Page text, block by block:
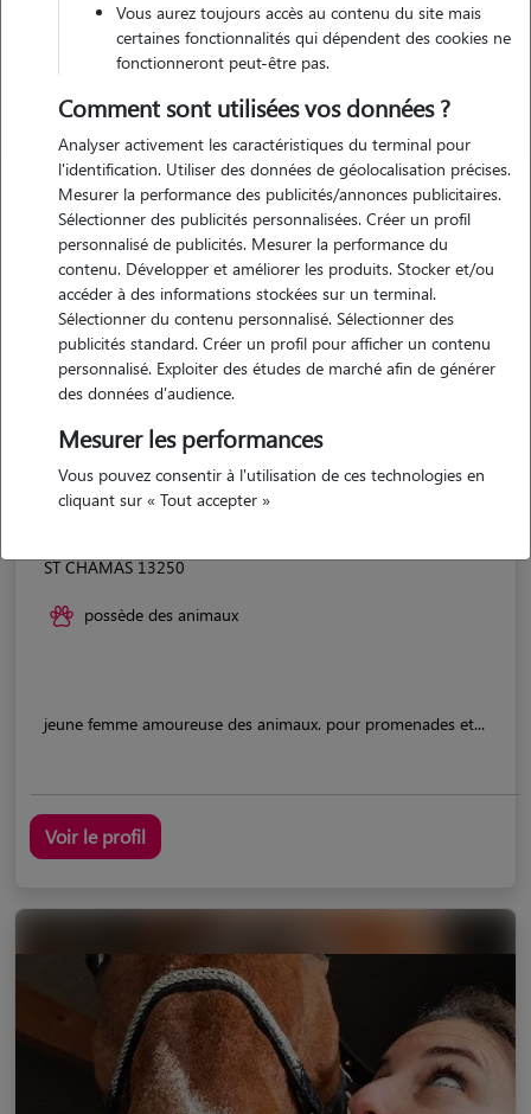
Nos promeneurs et familles d'accueil
à Saint-Chamas (13250)
ST CHAMAS 13250
possède des animaux
jeune femme amoureuse des animaux. pour promenades et...
Voir le profil
Vous aurez toujours accès au contenu du site mais
certaines fonctionnalités qui dépendent des cookies ne
fonctionneront peut-être pas.
Comment sont utilisées vos données ?
Analyser activement les caractéristiques du terminal pour
l'identification. Utiliser des données de géolocalisation précises.
Mesurer la performance des publicités/annonces publicitaires.
Sélectionner des publicités personnalisées. Créer un profil
personnalisé de publicités. Mesurer la performance du
contenu. Développer et améliorer les produits. Stocker et/ou
accéder à des informations stockées sur un terminal.
Sélectionner du contenu personnalisé. Sélectionner des
publicités standard. Créer un profil pour afficher un contenu
personnalisé. Exploiter des études de marché afin de générer
des données d'audience.
Mesurer les performances
Vous pouvez consentir à l'utilisation de ces technologies en
cliquant sur « Tout accepter »